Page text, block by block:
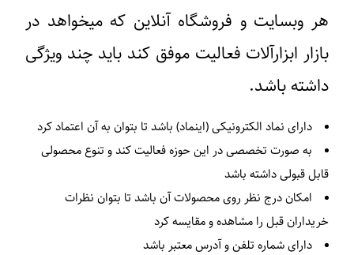
هر وبسایت و فروشگاه آنلاین که میخواهد در
بازار ابزارآلات فعالیت موفق کند باید چند ویژگی
داشته باشد.
دارای نماد الکترونیکی (اینماد) باشد تا بتوان به آن اعتماد کرد
به صورت تخصصی در این حوزه فعالیت کند و تنوع محصولی
قابل قبولی داشته باشد
امکان درج نظر روی محصولات آن باشد تا بتوان نظرات
خریداران قبل را مشاهده و مقایسه کرد
دارای شماره تلفن و آدرس معتبر باشد